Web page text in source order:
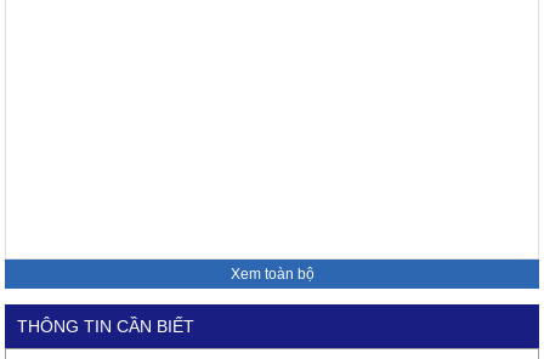
Xem toàn bộ
THÔNG TIN CẦN BIẾT